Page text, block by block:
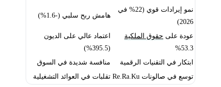
نمو إيرادات قوي (22% في
2026)
هامش ربح سلبي (-1.6%)
عودة على حقوق الملكية
53.3%
اعتماد عالي على الديون
ابتكار في التقنيات الرقمية
منافسة شديدة في السوق
توسع في صالونات Re.Ra.Ku
تقلبات في العوائد التشغيلية